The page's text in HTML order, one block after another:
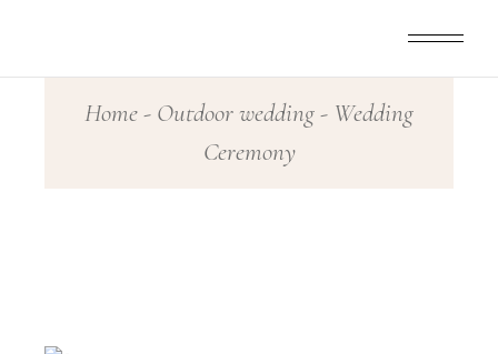
Home Outdoor wedding
Wedding
Ceremony